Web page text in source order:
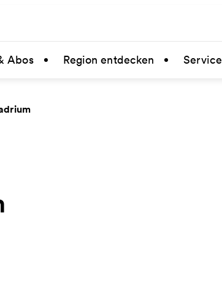
Abos Region entdecken Service